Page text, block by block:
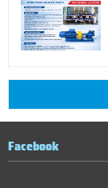
Facebook